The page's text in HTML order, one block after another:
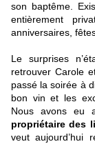
son baptême.
entièrement
anniversaires,
Le surprises
retrouver Carole
passé la soirée à
bon vin et les
Nous avons eu
propriétaire des
veut aujourd’hui